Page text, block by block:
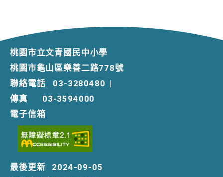
桃園市立文青國民中小學
桃園市龜山區樂善二路778號
聯絡電話
03-3280480 |
傳真
03-3594000
電子信箱
最後更新
2024-09-05